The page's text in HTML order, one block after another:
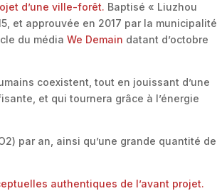
d’une ville-forêt. Baptisé « Liuzhou
et approuvée en 2017 par la municipalité
du médiaWe Demain datant d’octobre
coexistent, tout en jouissant d’une
et qui tournera grâce à l’énergie
par an, ainsi qu’une grande quantité de
authentiques de l’avant projet.